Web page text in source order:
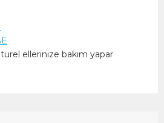
ellerinize bakım yapar